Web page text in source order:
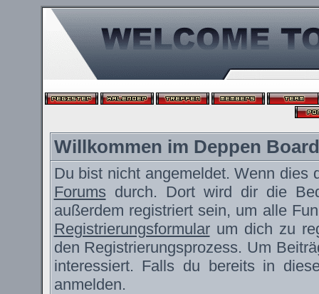
Willkommen im Deppen Board
Du bist nicht angemeldet. Wenn
Forums durch. Dort wird dir die
außerdem registriert sein, um alle
Registrierungsformularum dich zu
den Registrierungsprozess. Um
interessiert. Falls du bereits in
anmelden.